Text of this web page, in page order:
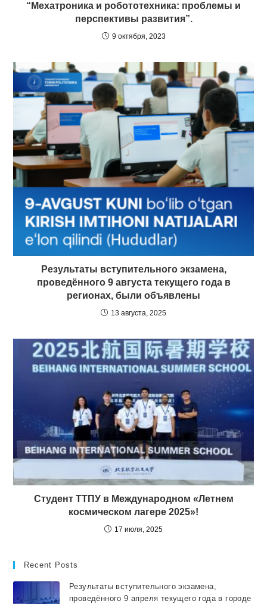
“Мехатроника и робототехника: проблемы и
перспективы развития”.
9 октября, 2023
Результаты вступительного экзамена,
проведённого 9 августа текущего года в
регионах, были объявлены
13 августа, 2025
Студент ТТПУ в Международном «Летнем
космическом лагере 2025»!
17 июля, 2025
Recent Posts
Результаты вступительного экзамена,
проведённого 9 апреля текущего года в городе